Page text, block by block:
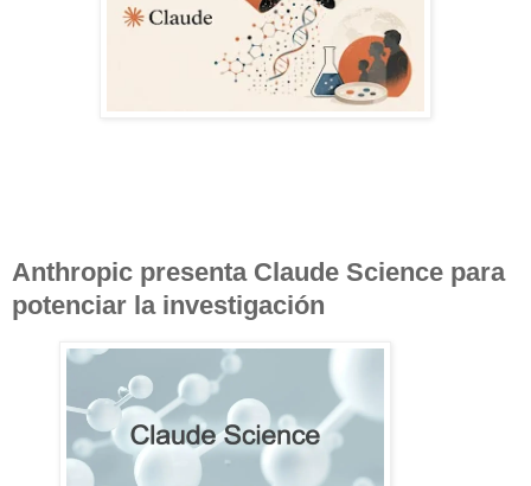
Anthropic presenta Claude Science para
potenciar la investigación